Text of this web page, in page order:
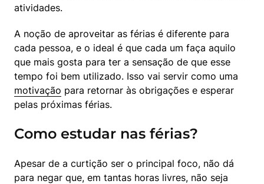
atividades.
A noção de aproveitar as férias é diferente para
cada pessoa, e o ideal é que cada um faça aquilo
que mais gosta para ter a sensação de que esse
motivação para retornar às obrigações e esperar
pelas próximas férias.
Como estudar nas férias?
Apesar de a curtição ser o principal foco, não dá
para negar que, em tantas horas livres, não seja